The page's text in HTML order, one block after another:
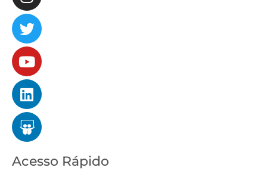
Acesso Rápido